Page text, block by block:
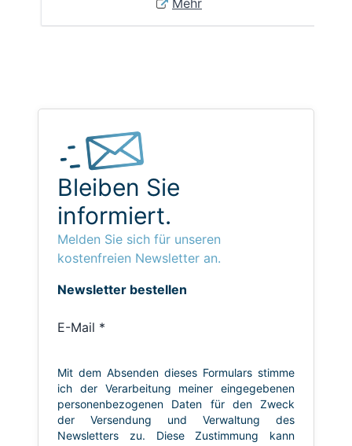
Bleiben Sie
informiert.
Melden Sie sich für unseren
kostenfreien Newsletter an.